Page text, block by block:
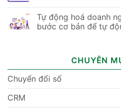
Tự động hoá doanh
bước cơ bản để tự
CHUYÊN
Chuyển đổi số
CRM